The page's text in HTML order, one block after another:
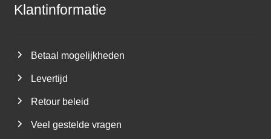
Klantinformatie
Betaal mogelijkheden
Levertijd
Retour beleid
Veel gestelde vragen